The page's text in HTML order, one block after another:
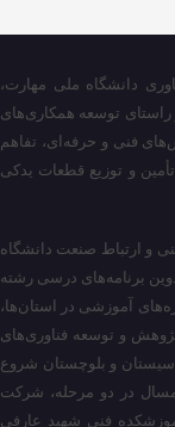
دانشگاه ملی مهارت،
توسعه همکاری‌های
فنی و حرفه‌ای، تفاهم
و توزیع قطعات یدکی
و ارتباط صنعت دانشگاه
برنامه‌های درسی رشته
آموزشی در استان‌ها،
و توسعه فناوری‌های
سیستان و بلوچستان شروع
در دو مرحله، شرکت
فنی شهید عارفی